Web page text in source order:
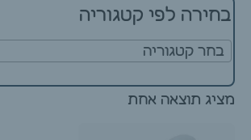
בחירה לפי קטגוריה
בחר קטגוריה
מציג תוצאה אחת